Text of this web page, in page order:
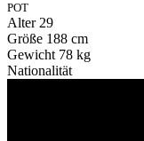
POT
Alter29
Größe 188 cm
Gewicht78 kg
Nationalität